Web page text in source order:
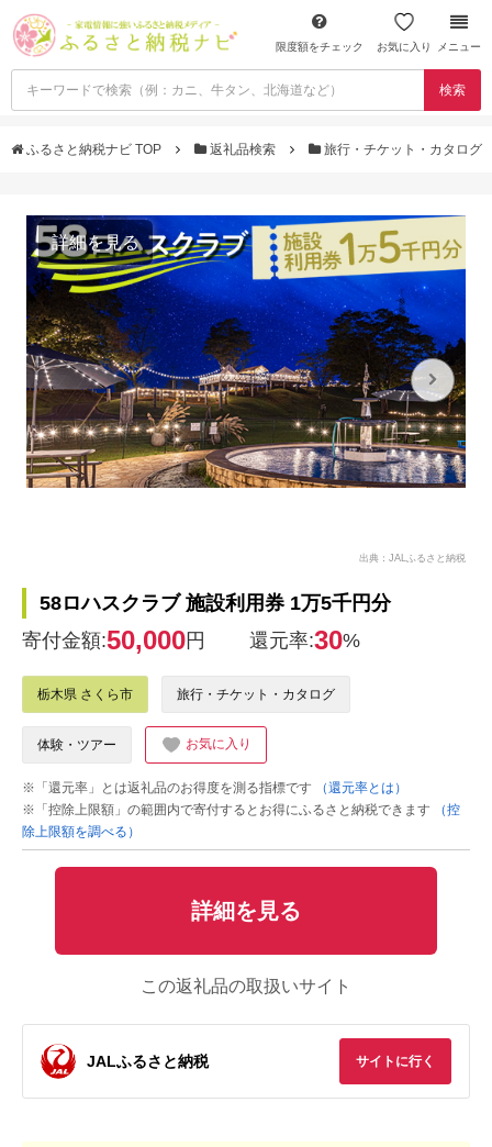
限度額をチェック お気に入り メニュー
検索
ふるさと納税ナビ TOP 返礼品検索 旅行・チケット・カタログ
詳細を見る
出典：JALふるさと納税
58ロハスクラブ 施設利用券 1万5千円分
寄付金額:50,000円 還元率:30%
栃木県 さくら市 旅行・チケット・カタログ
体験・ツアー お気に入り
※「還元率」とは返礼品のお得度を測る指標です
（還元率とは）
※「控除上限額」の範囲内で寄付するとお得にふるさと納税できます
（控
除上限額を調べる）
詳細を見る
この返礼品の取扱いサイト
JALふるさと納税 サイトに行く